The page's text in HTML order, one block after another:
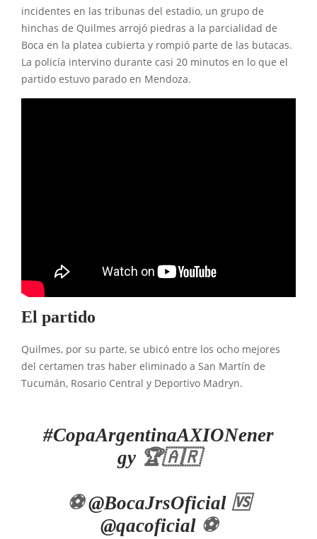
incidentes en las tribunas del estadio, un grupo de
hinchas de Quilmes arrojó piedras a la parcialidad de
Boca en la platea cubierta y rompió parte de las butacas.
La policía intervino durante casi 20 minutos en lo que el
partido estuvo parado en Mendoza.
El partido
Quilmes, por su parte, se ubicó entre los ocho mejores
del certamen tras haber eliminado a San Martín de
Tucumán, Rosario Central y Deportivo Madryn.
#CopaArgentinaAXIONener
gy🏆🇦🇷
⚽️@BocaJrsOficial🆚
@qacoficial⚽